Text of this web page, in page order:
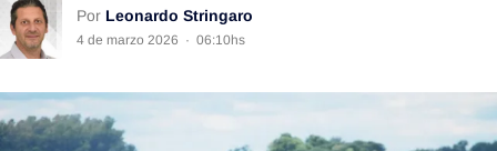
Agenda
Regionales
Agronegocios
Por Leonardo Stringaro
4 de marzo 2026 · 06:10hs